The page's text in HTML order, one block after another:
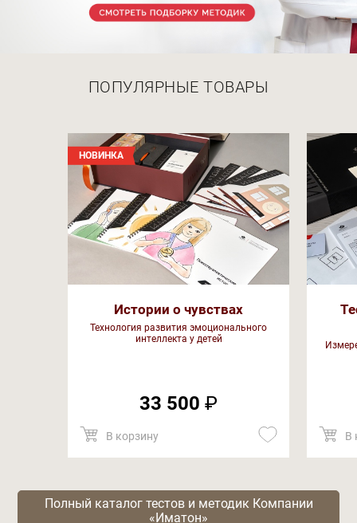
ПОПУЛЯРНЫЕ ТОВАРЫ
НОВИНКА
Истории о чувствах
Технология развития эмоционального
интеллекта у детей
33 500 ₽
В корзину В
Полный каталог тестов и методик Компании
«Иматон»